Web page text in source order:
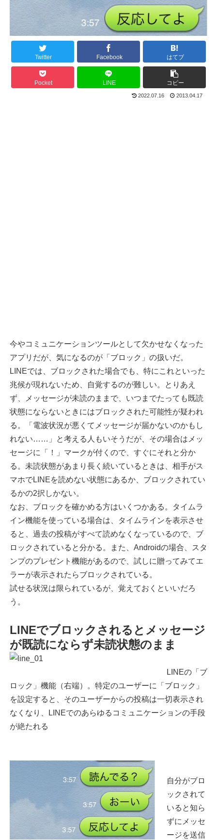
Twitter Facebook はてブ
Pocket LINE コピー
2022.07.16 2013.04.17
今やコミュニケーションツールとして欠かせなくなった
アプリだが、気になるのが「ブロック」の扱いだ。
LINEでは、ブロックされた場合でも、特にこれといった
兆候が現れないため、自覚するのが難しい。とりあえ
ず、メッセージが未読のままで、いつまでたっても既読
状態にならないときにはブロックされた可能性が疑われ
る。「電波状況が悪くてメッセージが届かないのかもし
れない……」と考える人もいそうだが、その場合はメッ
セージに「！」マークが付くので、すぐにそれと分か
る。未読状態があまり長く続いているときは、相手がス
マホでLINEを読めない状態にあるか、ブロックされてい
るかの2択しかない。
なお、ブロックを確かめる方はいくつかある。タイムラ
イン機能を使っている場合は、タイムラインを表示させ
ると、過去の投稿がすべて読めなくなっているので、ブ
ロックされていると分かる。また、Androidの場合、スタ
ンプのプレゼント機能があるので、試しに贈ってみてエ
ラーが表示されたらブロックされている。
試せる状況は限られているが、覚えておくといいだろ
う。
LINEでブロックされるとメッセージ
が既読にならず未読状態のまま
LINEの「ブ
ロック」機能（右端）。特定のユーザーに「ブロック」
を設定すると、そのユーザーからの投稿は一切表示され
なくなり、LINEでのあらゆるコミュニケーションの手段
が絶たれる
自分がブロ
ックされて
いると知ら
ずにメッセ
ージを送信